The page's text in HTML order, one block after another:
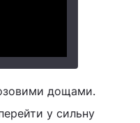
дощами.
у сильну